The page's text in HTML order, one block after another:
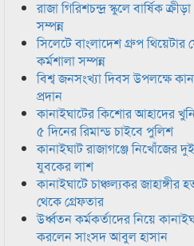
রাজা গিরিশচন্দ্র স্কুলে বার্ষিক
সম্পন্ন
সিলেটে বাংলাদেশ গ্রুপ
কর্মশালা সম্পন্ন
বিশ্ব জনসংখ্যা দিবস উপলক্ষে
প্রদান
কানাইঘাটের কিশোর আহাদের
৫ দিনের রিমান্ড চাইবে পুলিশ
কানাইঘাট রাজাগঞ্জে নিখোঁজের
যুবকের লাশ
কানাইঘাটে চাঞ্চল্যকর
থেকে গ্রেফতার
উর্ধ্বতন কর্মকর্তাদের নিয়ে
করলেন সাংসদ আবুল হাসান